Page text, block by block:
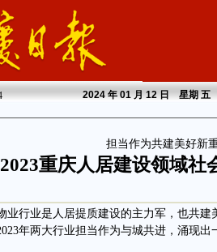
2024年 01 月 12 日 星期五
担当作为共建美好新
2023重庆人居建设领域社
行业是人居提质建设的主力军，也共建
年两大行业担当作为与城共进，涌现出